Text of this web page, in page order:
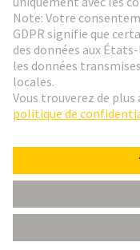
DIN-Signal
France
© HARTING
ContactPolitique de